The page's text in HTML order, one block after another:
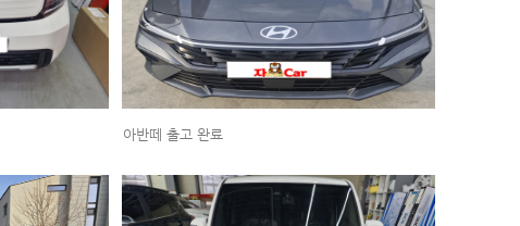
아반떼 출고 완료